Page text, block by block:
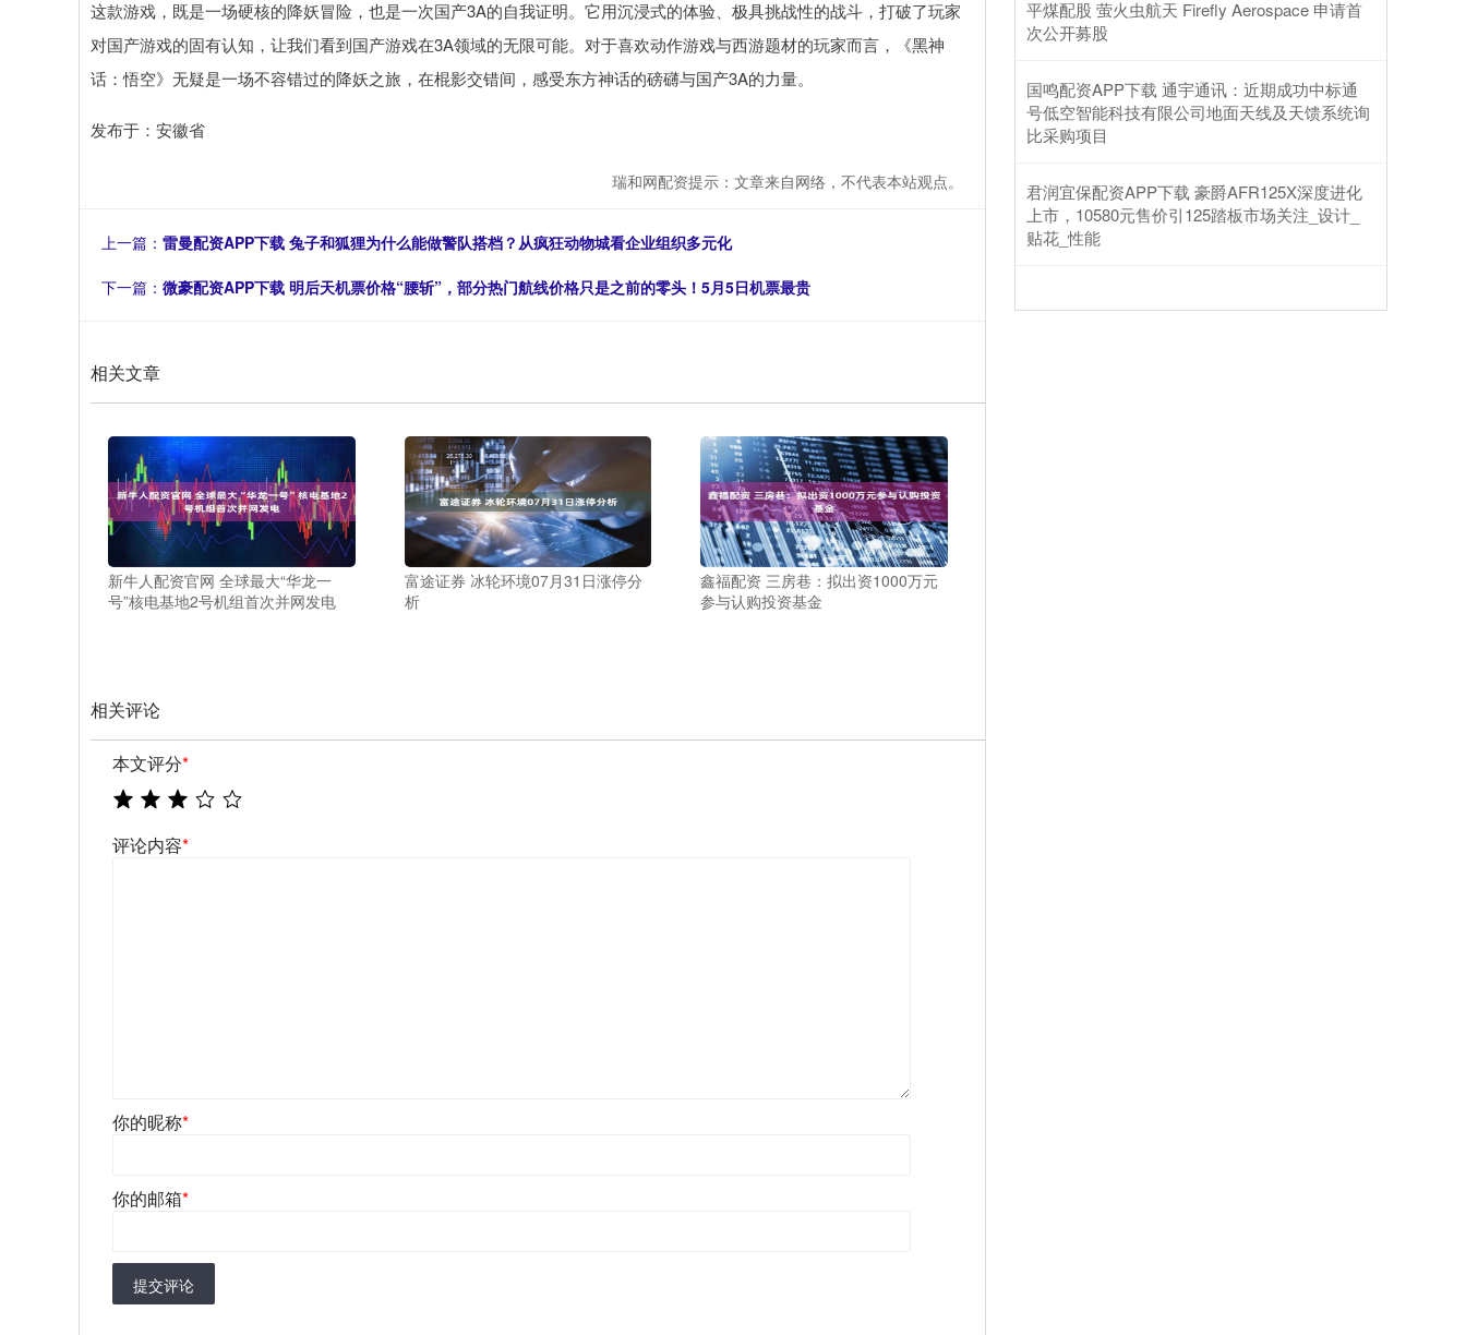
这款游戏，既是一场硬核的降妖冒险，也是一次国产3A的自我证明。它用沉浸式的体验、极具挑战性的战斗，打破了玩家
对国产游戏的固有认知，让我们看到国产游戏在3A领域的无限可能。对于喜欢动作游戏与西游题材的玩家而言，《黑神
话：悟空》无疑是一场不容错过的降妖之旅，在棍影交错间，感受东方神话的磅礴与国产3A的力量。
发布于：安徽省
瑞和网配资提示：文章来自网络，不代表本站观点。
上一篇： 雷曼配资APP下载 兔子和狐狸为什么能做警队搭档？从疯狂动物城看企业组织多元化
下一篇： 微豪配资APP下载 明后天机票价格“腰斩”，部分热门航线价格只是之前的零头！5月5日机票最贵
相关文章
新牛人配资官网 全球最大“华龙一
号”核电基地2号机组首次并网发电
富途证券 冰轮环境07月31日涨停分
析
鑫福配资 三房巷：拟出资1000万元
参与认购投资基金
相关评论
本文评分*
评论内容*
你的昵称*
你的邮箱*
提交评论
平煤配股 萤火虫航天 Firefly Aerospace 申请首
次公开募股
国鸣配资APP下载 通宇通讯：近期成功中标通
号低空智能科技有限公司地面天线及天馈系统询
比采购项目
君润宜保配资APP下载 豪爵AFR125X深度进化
上市，10580元售价引125踏板市场关注_设计_
贴花_性能